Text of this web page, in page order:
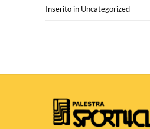
Inserito in Uncategorized